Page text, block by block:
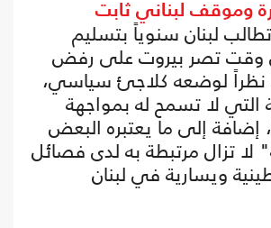
وموقف لبناني ثابت
تطالب لبنان سنوياً بتسليم
وقت تصر بيروت على رفض
نظراً لوضعه كلاجئ سياسي،
التي لا تسمح له بمواجهة
إضافة إلى ما يعتبره البعض
لا تزال مرتبطة به لدى فصائل
ويسارية في لبنان